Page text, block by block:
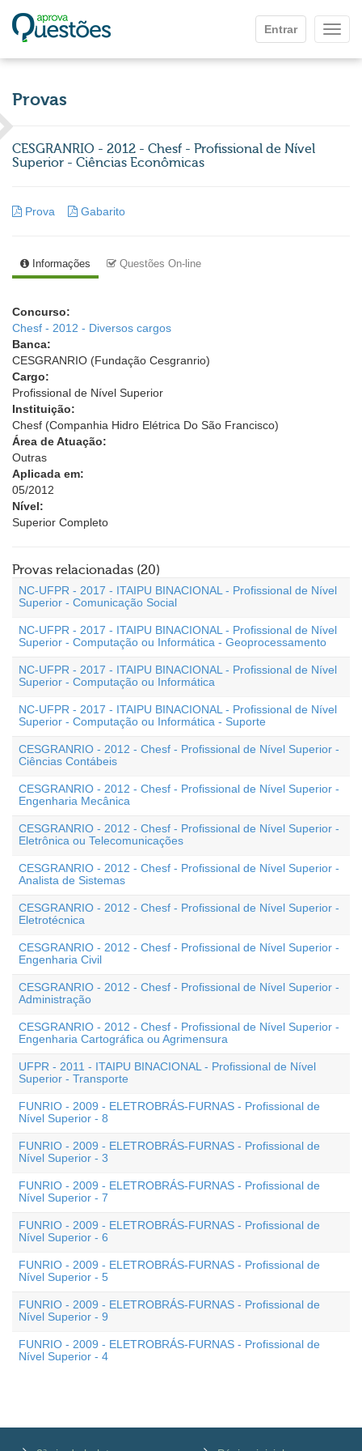
Entrar
Provas
CESGRANRIO - 2012 - Chesf - Profissional de Nível
Superior - Ciências Econômicas
Prova Gabarito
Informações Questões On-line
Concurso:
Chesf - 2012 - Diversos cargos
Banca:
CESGRANRIO (Fundação Cesgranrio)
Cargo:
Profissional de Nível Superior
Instituição:
Chesf (Companhia Hidro Elétrica Do São Francisco)
Área de Atuação:
Outras
Aplicada em:
05/2012
Nível:
Superior Completo
Provas relacionadas (20)
NC-UFPR - 2017 - ITAIPU BINACIONAL - Profissional de Nível
Superior - Comunicação Social
NC-UFPR - 2017 - ITAIPU BINACIONAL - Profissional de Nível
Superior - Computação ou Informática - Geoprocessamento
NC-UFPR - 2017 - ITAIPU BINACIONAL - Profissional de Nível
Superior - Computação ou Informática
NC-UFPR - 2017 - ITAIPU BINACIONAL - Profissional de Nível
Superior - Computação ou Informática - Suporte
CESGRANRIO - 2012 - Chesf - Profissional de Nível Superior -
Ciências Contábeis
CESGRANRIO - 2012 - Chesf - Profissional de Nível Superior -
Engenharia Mecânica
CESGRANRIO - 2012 - Chesf - Profissional de Nível Superior -
Eletrônica ou Telecomunicações
CESGRANRIO - 2012 - Chesf - Profissional de Nível Superior -
Analista de Sistemas
CESGRANRIO - 2012 - Chesf - Profissional de Nível Superior -
Eletrotécnica
CESGRANRIO - 2012 - Chesf - Profissional de Nível Superior -
Engenharia Civil
CESGRANRIO - 2012 - Chesf - Profissional de Nível Superior -
Administração
CESGRANRIO - 2012 - Chesf - Profissional de Nível Superior -
Engenharia Cartográfica ou Agrimensura
UFPR - 2011 - ITAIPU BINACIONAL - Profissional de Nível
Superior - Transporte
FUNRIO - 2009 - ELETROBRÁS-FURNAS - Profissional de
Nível Superior - 8
FUNRIO - 2009 - ELETROBRÁS-FURNAS - Profissional de
Nível Superior - 3
FUNRIO - 2009 - ELETROBRÁS-FURNAS - Profissional de
Nível Superior - 7
FUNRIO - 2009 - ELETROBRÁS-FURNAS - Profissional de
Nível Superior - 6
FUNRIO - 2009 - ELETROBRÁS-FURNAS - Profissional de
Nível Superior - 5
FUNRIO - 2009 - ELETROBRÁS-FURNAS - Profissional de
Nível Superior - 9
FUNRIO - 2009 - ELETROBRÁS-FURNAS - Profissional de
Nível Superior - 4